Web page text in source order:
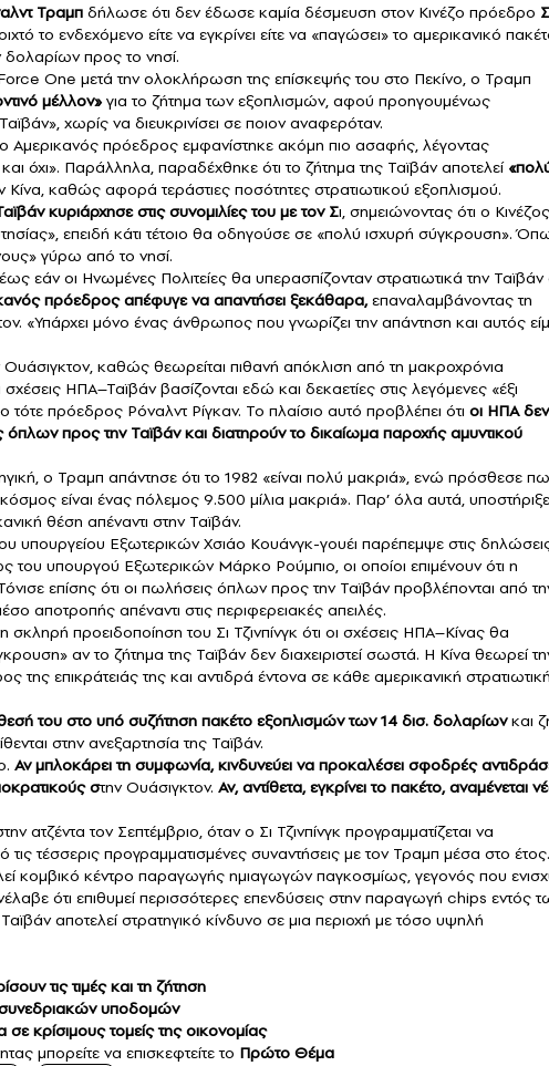
Τραμπδήλωσε ότι δεν έδωσε καμία δέσμευση στον Κινέζο πρόεδρο
το ενδεχόμενο είτε να εγκρίνει είτε να «παγώσει» το αμερικανικό
προς το νησί.
One μετά την ολοκλήρωση της επίσκεψής του στο Πεκίνο, ο Τραμπ
μέλλον» για το ζήτημα των εξοπλισμών, αφού προηγουμένως
χωρίς να διευκρινίσει σε ποιον αναφερόταν.
Αμερικανός πρόεδρος εμφανίστηκε ακόμη πιο ασαφής, λέγοντας
όχι». Παράλληλα, παραδέχθηκε ότι το ζήτημα της Ταϊβάν αποτελεί
Κίνα, καθώς αφορά τεράστιες ποσότητες στρατιωτικού εξοπλισμού.
κυριάρχησε στις συνομιλίες του με τον Σι, σημειώνοντας ότι ο Κινέζος
επειδή κάτι τέτοιο θα οδηγούσε σε «πολύ ισχυρή σύγκρουση».
γύρω από το νησί.
εάν οι Ηνωμένες Πολιτείες θα υπερασπίζονταν στρατιωτικά την Ταϊβάν
πρόεδρος απέφυγε να απαντήσει ξεκάθαρα,επαναλαμβάνοντας τη
«Υπάρχει μόνο ένας άνθρωπος που γνωρίζει την απάντηση και αυτός
καθώς θεωρείται πιθανή απόκλιση από τη μακροχρόνια
σχέσεις ΗΠΑ–Ταϊβάν βασίζονται εδώ και δεκαετίες στις λεγόμενες «έξι
τότε πρόεδρος Ρόναλντ Ρίγκαν. Το πλαίσιο αυτό προβλέπει ότι οι ΗΠΑ δεν
όπλων προς την Ταϊβάν και διατηρούν το δικαίωμα παροχής αμυντικού
ο Τραμπ απάντησε ότι το 1982 «είναι πολύ μακριά», ενώ πρόσθεσε
είναι ένας πόλεμος 9.500 μίλια μακριά». Παρ’ όλα αυτά, υποστήριξε
θέση απέναντι στην Ταϊβάν.
υπουργείου Εξωτερικών Χσιάο Κουάνγκ-γουέι παρέπεμψε στις
υπουργού Εξωτερικών Μάρκο Ρούμπιο, οι οποίοι επιμένουν ότι η
επίσης ότι οι πωλήσεις όπλων προς την Ταϊβάν προβλέπονται από
αποτροπής απέναντι στις περιφερειακές απειλές.
προειδοποίηση του Σι Τζινπίνγκ ότι οι σχέσεις ΗΠΑ–Κίνας θα
αν το ζήτημα της Ταϊβάν δεν διαχειριστεί σωστά. Η Κίνα θεωρεί
της επικράτειάς της και αντιδρά έντονα σε κάθε αμερικανική στρατιωτική
του στο υπό συζήτηση πακέτο εξοπλισμών των 14 δισ. δολαρίωνκαι
στην ανεξαρτησία της Ταϊβάν.
Αν μπλοκάρει τη συμφωνία, κινδυνεύει να προκαλέσει σφοδρές
στην Ουάσιγκτον. Αν, αντίθετα, εγκρίνει το πακέτο, αναμένεται
ατζέντα τον Σεπτέμβριο, όταν ο Σι Τζινπίνγκ προγραμματίζεται να
τέσσερις προγραμματισμένες συναντήσεις με τον Τραμπ μέσα στο έτος.
κομβικό κέντρο παραγωγής ημιαγωγών παγκοσμίως, γεγονός που
ότι επιθυμεί περισσότερες επενδύσεις στην παραγωγή chips εντός
αποτελεί στρατηγικό κίνδυνο σε μια περιοχή με τόσο υψηλή
τις τιμές και τη ζήτηση
υποδομών
κρίσιμους τομείς της οικονομίας
μπορείτε να επισκεφτείτε το Πρώτο Θέμα